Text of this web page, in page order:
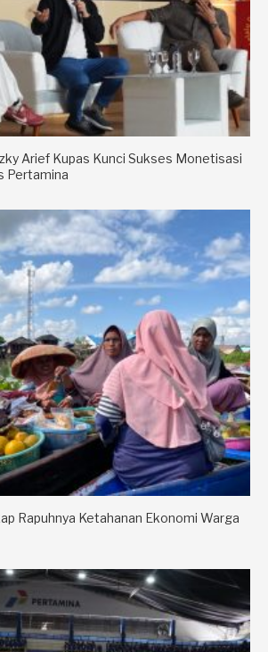
Arief Kupas Kunci Sukses Monetisasi
Pertamina
Rapuhnya Ketahanan Ekonomi Warga